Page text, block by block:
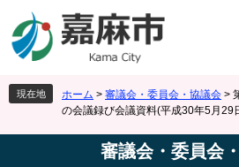
ジ
先
頭
す
ュ
を
飛
し
現在地 ホーム > 審議会・委員会・協議会 >
の会議録び会議資料(平成30年5月29
審議会・委員会